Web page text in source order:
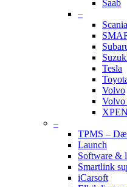
Saab
–
Tesla
Volvo
–
TPMS –
Launch
Software &
Smartlink
iCarsoft